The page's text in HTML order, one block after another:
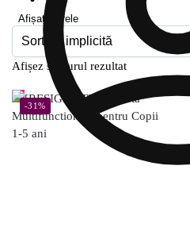
Afișați filtrele
Afișez singurul rezultat
-31%